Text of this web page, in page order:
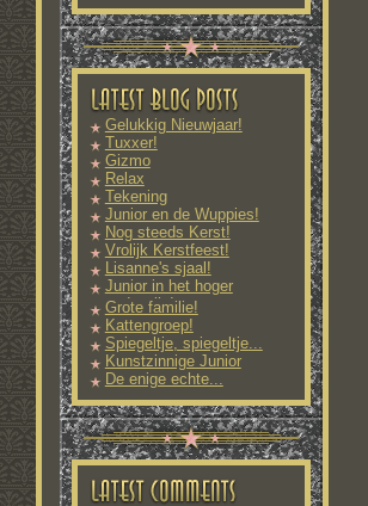
Gelukkig Nieuwjaar!
Tuxxer!
Gizmo
Relax
Tekening
Junior en de Wuppies!
Nog steeds Kerst!
Vrolijk Kerstfeest!
Lisanne's sjaal!
Junior in het hoger
onderwijs!
Grote familie!
Kattengroep!
Spiegeltje, spiegeltje...
Kunstzinnige Junior
De enige echte...